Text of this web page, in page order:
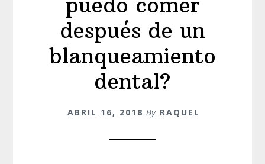
después de un
blanqueamiento
dental?
ABRIL 16, 2018 By RAQUEL